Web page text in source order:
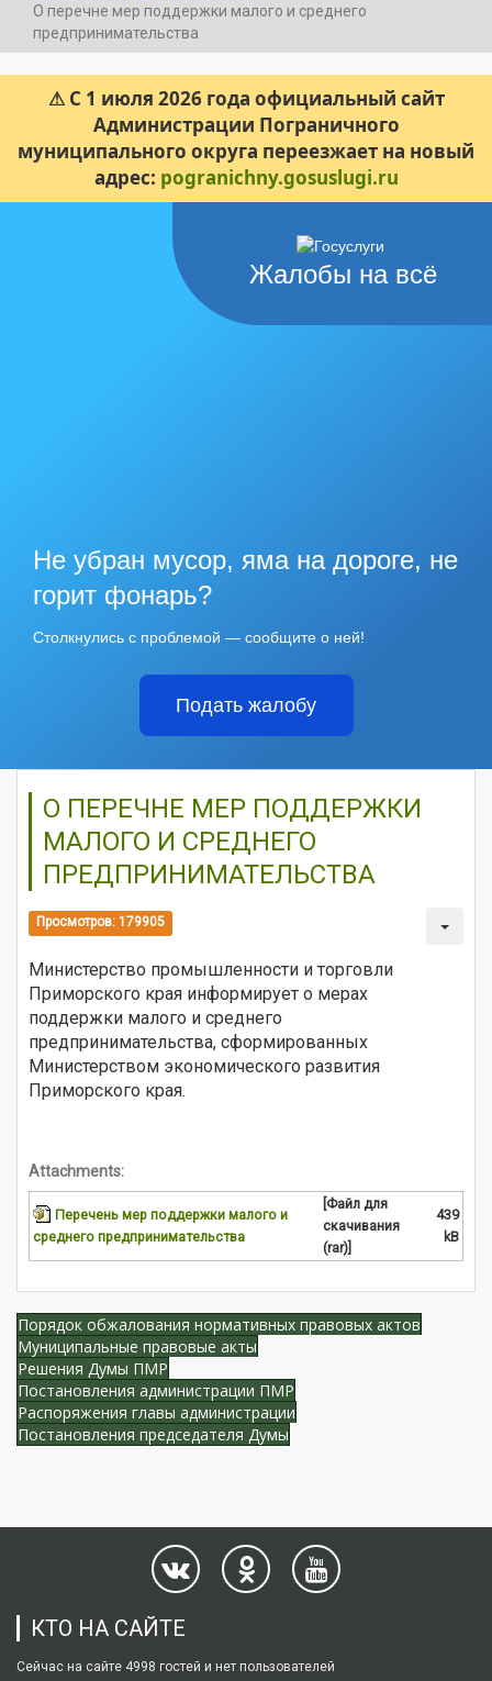
О перечне мер поддержки малого и среднего
предпринимательства
⚠ С 1 июля 2026 года официальный сайт
Администрации Пограничного
муниципального округа переезжает на новый
адрес: pogranichny.gosuslugi.ru
Жалобы на всё
Не убран мусор, яма на дороге, не
горит фонарь?
Столкнулись с проблемой — сообщите о ней!
Подать жалобу
О ПЕРЕЧНЕ МЕР ПОДДЕРЖКИ
МАЛОГО И СРЕДНЕГО
ПРЕДПРИНИМАТЕЛЬСТВА
Просмотров: 179905
Министерство промышленности и торговли
Приморского края информирует о мерах
поддержки малого и среднего
предпринимательства, сформированных
Министерством экономического развития
Приморского края.
Attachments:
Перечень мер поддержки малого и
среднего предпринимательства
[Файл для
скачивания
(rar)]
439
kB
Порядок обжалования нормативных правовых актов
Муниципальные правовые акты
Решения Думы ПМР
Постановления администрации ПМР
Распоряжения главы администрации
Постановления председателя Думы
КТО НА САЙТЕ
Сейчас на сайте 4998 гостей и нет пользователей